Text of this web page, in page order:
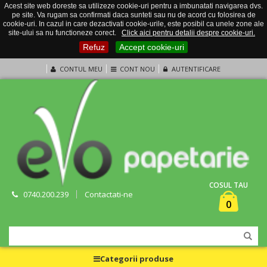
Acest site web doreste sa utilizeze cookie-uri pentru a imbunatati navigarea dvs.
pe site. Va rugam sa confirmati daca sunteti sau nu de acord cu folosirea de
cookie-uri. In cazul in care dezactivati cookie-urile, este posibil ca unele zone ale
site-ului sa nu functioneze corect.
Click aici pentru detalii despre cookie-uri.
Refuz Accept cookie-uri
CONTUL MEU CONT NOU AUTENTIFICARE
0740.200.239 Contactati-ne
COSUL TAU
0
Categorii produse